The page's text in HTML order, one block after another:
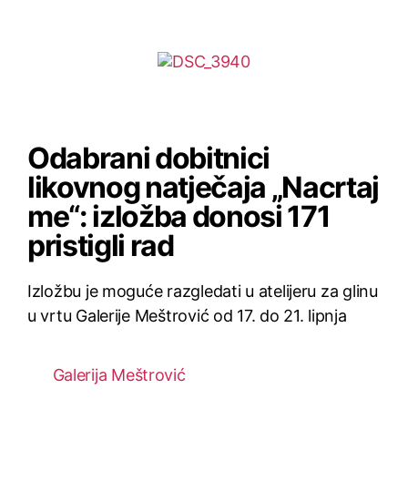
Odabrani dobitnici
likovnog natječaja „Nacrtaj
me“: izložba donosi 171
pristigli rad
Izložbu je moguće razgledati u atelijeru za glinu
u vrtu Galerije Meštrović od 17. do 21. lipnja
Galerija Meštrović